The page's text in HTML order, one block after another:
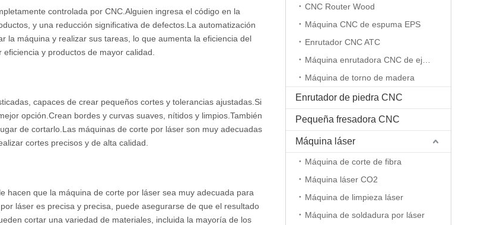
controlada por CNC.Alguien ingresa el código en la
y una reducción significativa de defectos.La automatización
la máquina y realizar sus tareas, lo que aumenta la eficiencia del
y productos de mayor calidad.
capaces de crear pequeños cortes y tolerancias ajustadas.Si
opción.Crean bordes y curvas suaves, nítidos y limpios.También
de cortarlo.Las máquinas de corte por láser son muy adecuadas
cortes precisos y de alta calidad.
hacen que la máquina de corte por láser sea muy adecuada para
láser es precisa y precisa, puede asegurarse de que el resultado
cortar una variedad de materiales, incluida la mayoría de los
CNC Router Wood
Máquina CNC de espuma EPS
Enrutador CNC ATC
Máquina de torno de madera
Enrutador de piedra CNC
Pequeña fresadora CNC
Máquina láser
Máquina de corte de fibra
Máquina láser CO2
Máquina de limpieza láser
Máquina de soldadura por láser